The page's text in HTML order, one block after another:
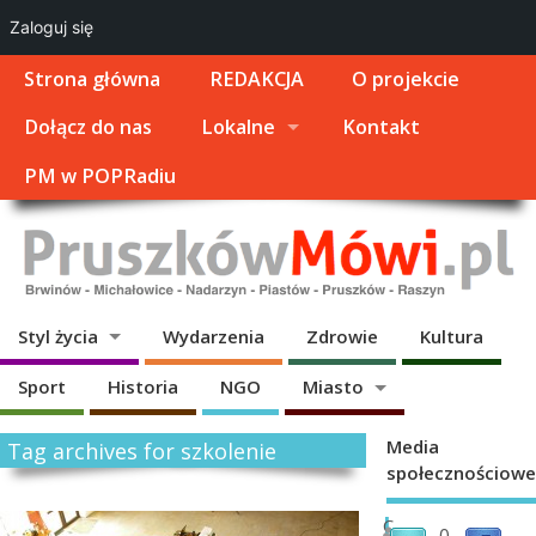
Strona główna REDAKCJA
O projekcie
Dołącz do nas
Lokalne
Kontakt
PM w POPRadiu
Styl życia Wydarzenia Zdrowie Kultura
Sport Historia NGO Miasto
Tag archives for szkolenie
J
C
Media
społecznościowe
Zaloguj się